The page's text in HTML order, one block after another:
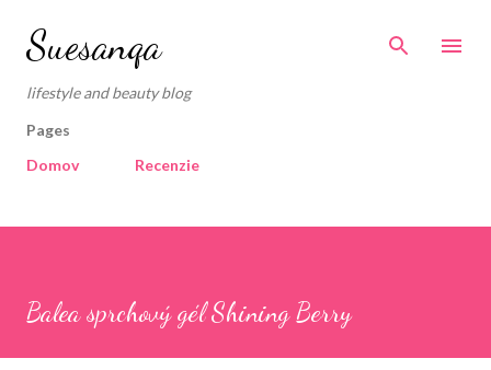
Suesanqa
lifestyle and beauty blog
Pages
Domov
Recenzie
Balea sprchový gél Shining Berry